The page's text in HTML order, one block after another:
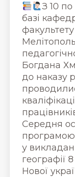
З 10
базі
Богдана
до наказу
Середня
програмою
у
географії
Нової